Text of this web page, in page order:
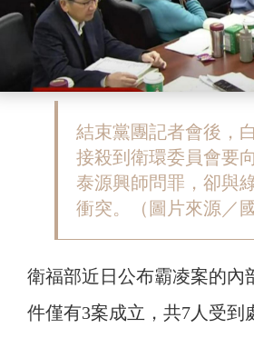
結束黨團記者會後，
接殺到衛環委員會要
泰源興師問罪，卻與
衝突。（圖片來源／
衛福部近日公布霸凌案的內
件僅有3案成立，共7人受到